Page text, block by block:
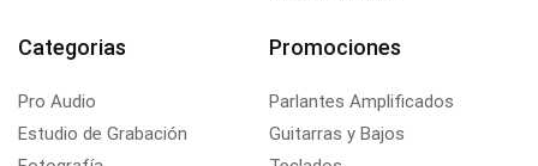
Categorias
Pro Audio
Estudio de Grabación
Promociones
Parlantes Amplificados
Guitarras y Bajos